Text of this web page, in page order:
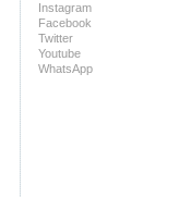
Instagram
Facebook
Twitter
Youtube
WhatsApp